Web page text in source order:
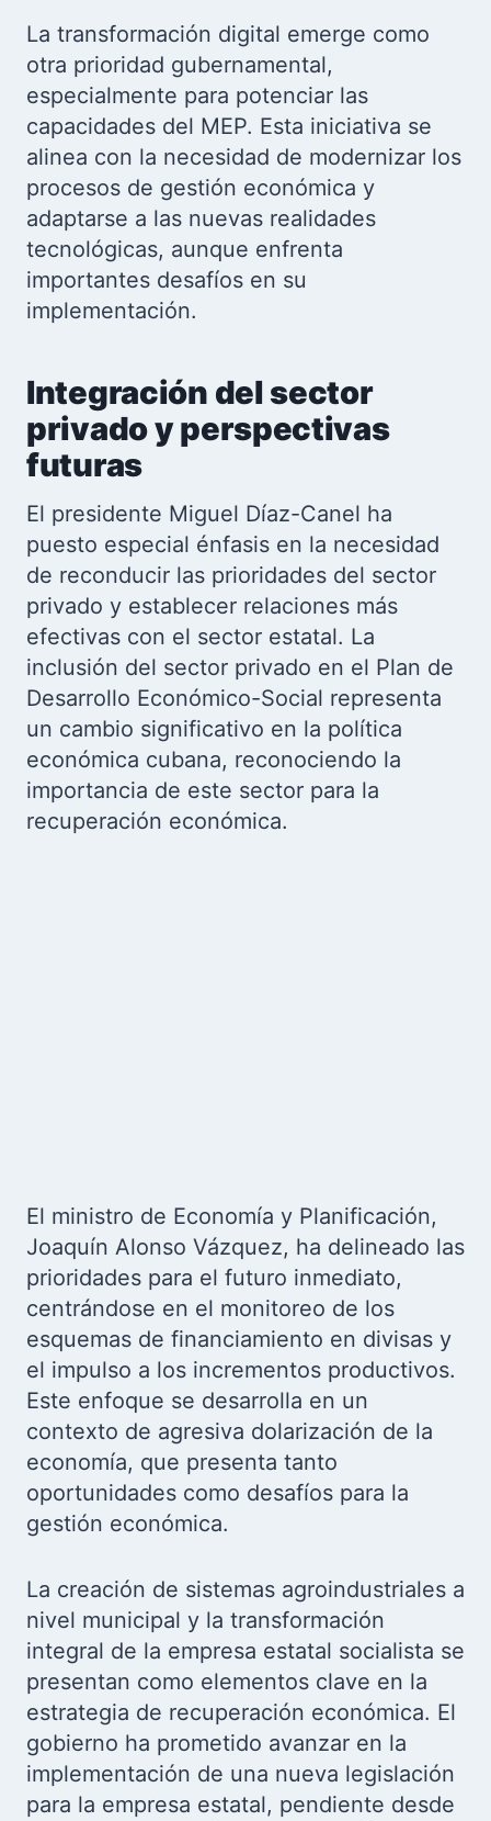
La transformación digital emerge como
otra prioridad gubernamental,
especialmente para potenciar las
capacidades del MEP. Esta iniciativa se
alinea con la necesidad de modernizar los
procesos de gestión económica y
adaptarse a las nuevas realidades
tecnológicas, aunque enfrenta
importantes desafíos en su
implementación.
Integración del sector
privado y perspectivas
futuras
El presidente Miguel Díaz-Canel ha
puesto especial énfasis en la necesidad
de reconducir las prioridades del sector
privado y establecer relaciones más
efectivas con el sector estatal. La
inclusión del sector privado en el Plan de
Desarrollo Económico-Social representa
un cambio significativo en la política
económica cubana, reconociendo la
importancia de este sector para la
recuperación económica.
El ministro de Economía y Planificación,
Joaquín Alonso Vázquez, ha delineado las
prioridades para el futuro inmediato,
centrándose en el monitoreo de los
esquemas de financiamiento en divisas y
el impulso a los incrementos productivos.
Este enfoque se desarrolla en un
contexto de agresiva dolarización de la
economía, que presenta tanto
oportunidades como desafíos para la
gestión económica.
La creación de sistemas agroindustriales a
nivel municipal y la transformación
integral de la empresa estatal socialista se
presentan como elementos clave en la
estrategia de recuperación económica. El
gobierno ha prometido avanzar en la
implementación de una nueva legislación
para la empresa estatal, pendiente desde